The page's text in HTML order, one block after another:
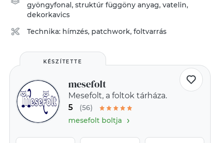
gyöngyfonal,struktúr függöny anyag,vatelin,
dekorkavics
Technika: hímzés, patchwork, foltvarrás
KÉSZÍTETTE
mesefolt
Mesefolt, a foltok tárháza.
5
(56)
mesefolt boltja›